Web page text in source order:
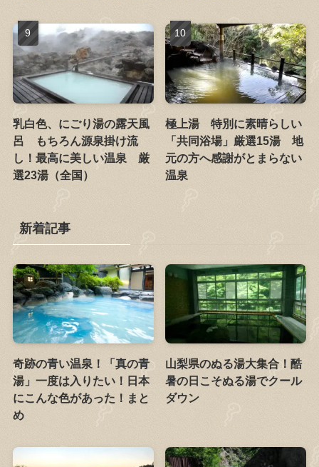
乳白色、にごり湯の露天風
呂 もちろん源泉掛け流
し！最高に美しい温泉 厳
選23湯（全国）
極上湯 特別に素晴らしい
「共同浴場」厳選15湯 地
元の方へ感謝がとまらない
温泉
新着記事
奇跡の青い温泉！「真の青
湯」一度は入りたい！日本
にこんな色があった！まと
め
山梨県のぬる湯大集合！酷
暑の日こそぬる湯でクール
ダウン